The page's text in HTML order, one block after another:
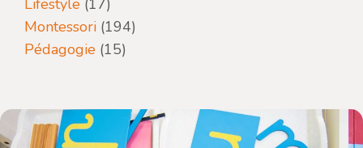
Lifestyle (17)
Montessori (194)
Pédagogie (15)